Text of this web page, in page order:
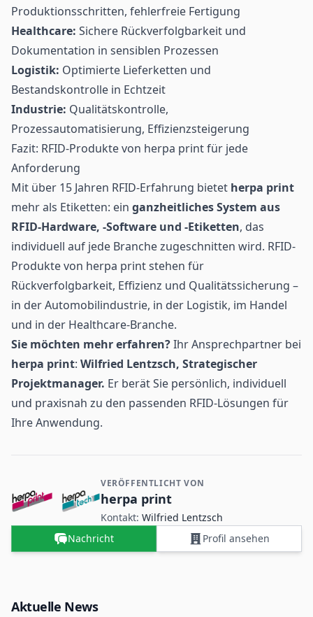
Produktionsschritten, fehlerfreie Fertigung
Healthcare: Sichere Rückverfolgbarkeit und
Dokumentation in sensiblen Prozessen
Logistik: Optimierte Lieferketten und
Bestandskontrolle in Echtzeit
Industrie: Qualitätskontrolle,
Prozessautomatisierung, Effizienzsteigerung
Fazit: RFID-Produkte von herpa print für jede
Anforderung
Mit über 15 Jahren RFID-Erfahrung bietet herpa print
mehr als Etiketten: ein ganzheitliches System aus
RFID-Hardware, -Software und -Etiketten, das
individuell auf jede Branche zugeschnitten wird. RFID-
Produkte von herpa print stehen für
Rückverfolgbarkeit, Effizienz und Qualitätssicherung –
in der Automobilindustrie, in der Logistik, im Handel
und in der Healthcare-Branche.
Sie möchten mehr erfahren?Ihr Ansprechpartner bei
herpa print: Wilfried Lentzsch, Strategischer
Projektmanager. Er berät Sie persönlich, individuell
und praxisnah zu den passenden RFID-Lösungen für
Ihre Anwendung.
Kontakt- und Firmeninformationen
VERÖFFENTLICHT VON
herpa print
Kontakt: Wilfried Lentzsch
Nachricht
Profil ansehen
Aktuelle News